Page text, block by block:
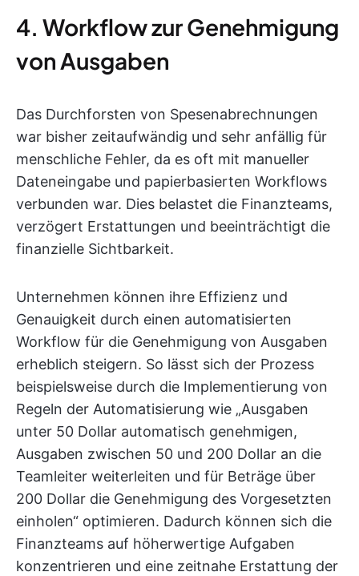
4. Workflow zur Genehmigung
von Ausgaben
Das Durchforsten von Spesenabrechnungen
war bisher zeitaufwändig und sehr anfällig für
menschliche Fehler, da es oft mit manueller
Dateneingabe und papierbasierten Workflows
verbunden war. Dies belastet die Finanzteams,
verzögert Erstattungen und beeinträchtigt die
finanzielle Sichtbarkeit.
Unternehmen können ihre Effizienz und
Genauigkeit durch einen automatisierten
Workflow für die Genehmigung von Ausgaben
erheblich steigern. So lässt sich der Prozess
beispielsweise durch die Implementierung von
Regeln der Automatisierung wie „Ausgaben
unter 50 Dollar automatisch genehmigen,
Ausgaben zwischen 50 und 200 Dollar an die
Teamleiter weiterleiten und für Beträge über
200 Dollar die Genehmigung des Vorgesetzten
einholen“ optimieren. Dadurch können sich die
Finanzteams auf höherwertige Aufgaben
konzentrieren und eine zeitnahe Erstattung der